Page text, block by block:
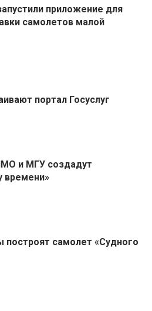
приложение для
самолетов малой
портал Госуслуг
и МГУ создадут
времени»
самолет «Судного